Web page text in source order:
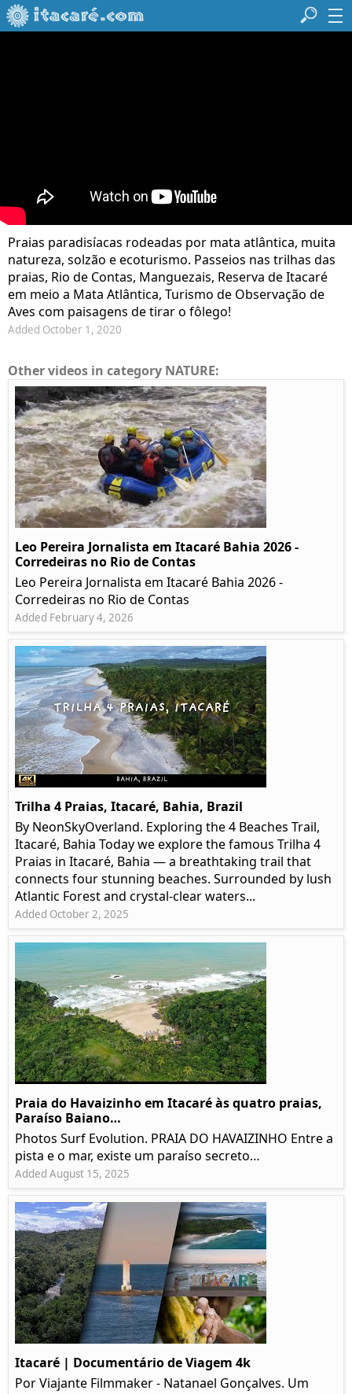
Praias paradisíacas rodeadas por mata atlântica, muita
natureza, solzão e ecoturismo. Passeios nas trilhas das
praias, Rio de Contas, Manguezais, Reserva de Itacaré
em meio a Mata Atlântica, Turismo de Observação de
Aves com paisagens de tirar o fôlego!
Added October 1, 2020
Other videos in category NATURE:
Leo Pereira Jornalista em Itacaré Bahia 2026 -
Corredeiras no Rio de Contas
Leo Pereira Jornalista em Itacaré Bahia 2026 -
Corredeiras no Rio de Contas
Added February 4, 2026
Trilha 4 Praias, Itacaré, Bahia, Brazil
By NeonSkyOverland. Exploring the 4 Beaches Trail,
Itacaré, Bahia Today we explore the famous Trilha 4
Praias in Itacaré, Bahia — a breathtaking trail that
connects four stunning beaches. Surrounded by lush
Atlantic Forest and crystal-clear waters...
Added October 2, 2025
Praia do Havaizinho em Itacaré às quatro praias,
Paraíso Baiano…
Photos Surf Evolution. PRAIA DO HAVAIZINHO Entre a
pista e o mar, existe um paraíso secreto…
Added August 15, 2025
Itacaré | Documentário de Viagem 4k
Por Viajante Filmmaker - Natanael Gonçalves. Um